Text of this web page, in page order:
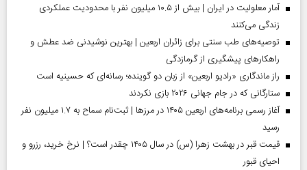
آمار معلولیت در ایران | بیش از ۱۰.۵ میلیون نفر با محدودیت عملکردی
زندگی می‌کنند
توصیه‌های طب سنتی برای زائران اربعین | بهترین نوشیدنی ضد عطش و
راهکارهای پیشگیری از گرمازدگی
راز ماندگاری «رادیو اربعین» از زبان دو گوینده؛ رسانه‌ای که حسینیه است
ستارگانی که در جام جهانی ۲۰۲۶ بازی نکردند
آغاز رسمی برنامه‌های اربعین ۱۴۰۵ در مرز‌ها | ثبت‌نام سماح به ۱.۷ میلیون نفر
رسید
قیمت قبر در بهشت زهرا (س) در سال ۱۴۰۵ چقدر است؟ | نرخ خرید، رزرو و
احیای قبور